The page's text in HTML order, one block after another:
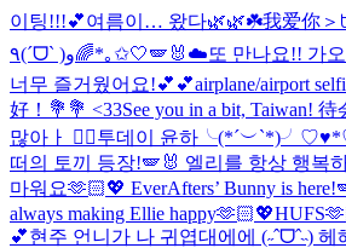
이팅!!!💕여름이… 왔다🌿🌿☘️我爱你＞
٩(ˊᗜˋ )و🌈*｡✩🤍🪽🐰☁️또 만나요!! 가
너무 즐거웠어요!💕💕airplane/airport
好！💐💐 <33See you in a bit, Taiwan!
많아ㅏ 😵‍💫투데이 윤하╰(*´︶`*)╯♡
떠의 토끼 등장!🪽🐰 엘리를 항상 행복
마워요🫶🏻💖 EverAfters’ Bunny is
always making Ellie happy🫶🏻💖
💕현주 언니가 나 귀엽대에에 (˶ˆᗜˆ˵) 헤